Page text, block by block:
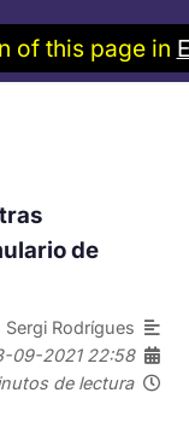
de
Sergi Rodrígues
09-2021 22:58
de lectura
of this page in